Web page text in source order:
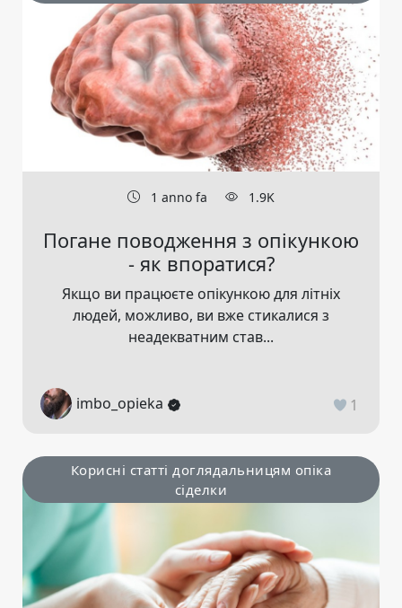
1 anno fa 1.9K
Погане поводження з опікункою
- як впоратися?
Якщо ви працюєте опікункою для літніх
людей, можливо, ви вже стикалися з
неадекватним став...
imbo_opieka 1
Корисні статті доглядальницям опіка
сіделки